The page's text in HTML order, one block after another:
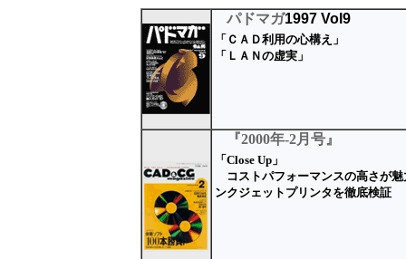
パドマガ1997 Vol9
「ＣＡＤ利用の心構え」
「ＬＡＮの虚実」
『2000年-2月号』
「Close Up」
コストパフォーマンスの高さが
ンクジェットプリンタを徹底検証